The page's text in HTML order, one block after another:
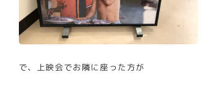
で、上映会でお隣に座った方が